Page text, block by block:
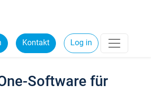
Kontakt Log in
Software für